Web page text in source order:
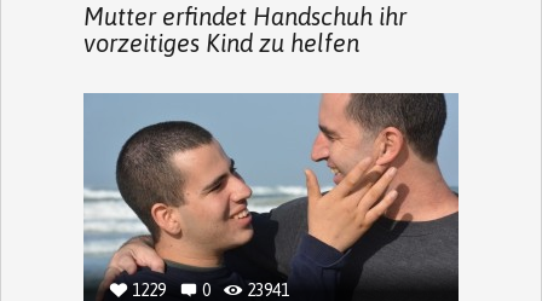
Mutter erfindet Handschuh ihr
vorzeitiges Kind zu helfen
1229 0 23941